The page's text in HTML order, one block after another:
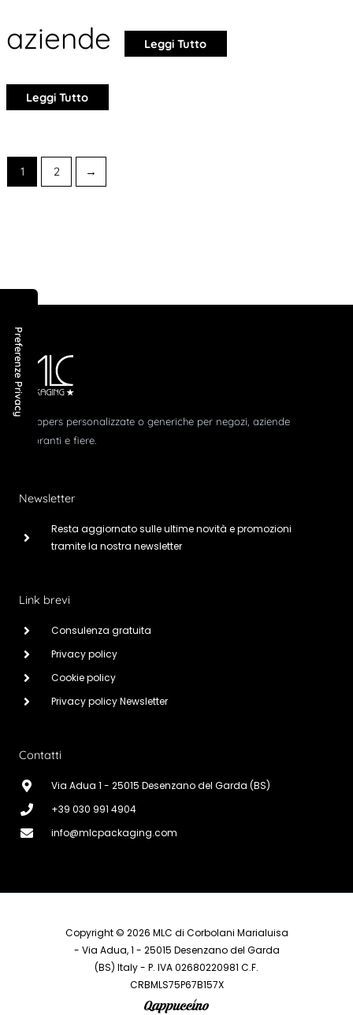
aziende
Leggi Tutto
Leggi Tutto
1 2 →
Shoppers personalizzate o generiche per negozi, aziende
ristoranti e fiere.
Newsletter
Resta aggiornato sulle ultime novità e promozioni
tramite la nostra newsletter
Link brevi
Consulenza gratuita
Privacy policy
Cookie policy
Privacy policy Newsletter
Contatti
Via Adua 1 - 25015 Desenzano del Garda (BS)
+39 030 991 4904
info@mlcpackaging.com
Copyright © 2026 MLC di Corbolani Marialuisa
- Via Adua, 1 - 25015 Desenzano del Garda
(BS) Italy - P. IVA 02680220981 C.F.
CRBMLS75P67B157X